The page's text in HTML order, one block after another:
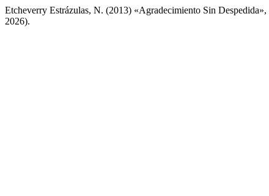
Etcheverry Estrázulas, N. (2013) «Agradecimiento Sin Despedida»,
2026).